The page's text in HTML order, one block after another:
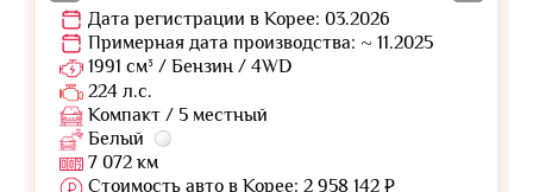
Дата регистрации в Корее: 03.2026
Примерная дата производства: ~ 11.2025
1991 см³ / Бензин / 4WD
224 л.с.
Компакт / 5 местный
Белый
7 072 км
Стоимость авто в Корее: 2 958 142 ₽